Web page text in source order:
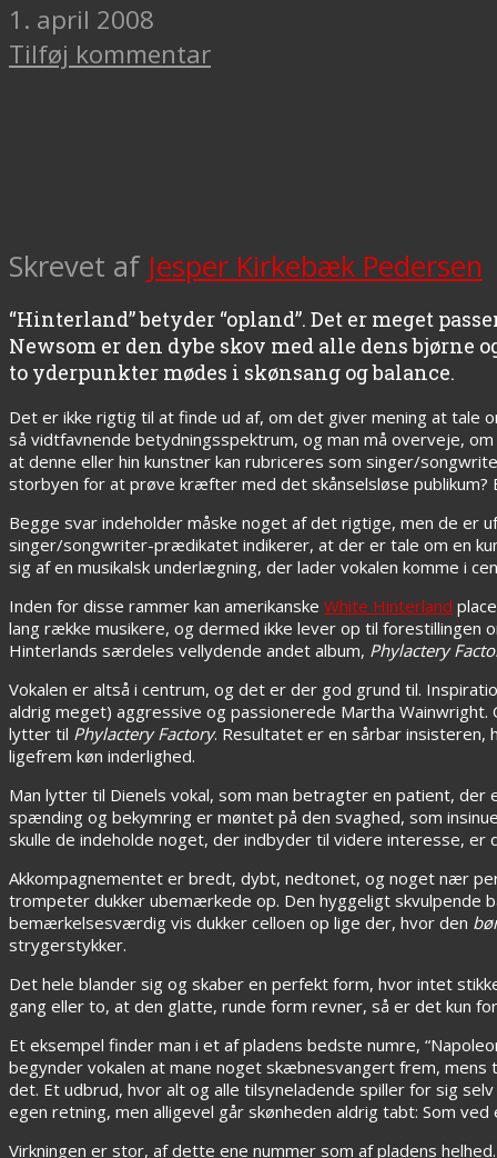
1. april 2008
Tilføj kommentar
Skrevet af Jesper Kirkebæk Pedersen
“Hinterland” betyder “opland”. Det er meget
Newsom er den dybe skov med alle dens
to yderpunkter mødes i skønsang og balance.
Det er ikke rigtig til at finde ud af, om det giver mening at tale
så vidtfavnende betydningsspektrum, og man må overveje,
at denne eller hin kunstner kan rubriceres som singer/
storbyen for at prøve kræfter med det skånselsløse publikum?
Begge svar indeholder måske noget af det rigtige, men de er
singer/songwriter-prædikatet indikerer, at der er tale om en
sig af en musikalsk underlægning, der lader vokalen komme i
Inden for disse rammer kan amerikanske White Hinterland
lang række musikere, og dermed ikke lever op til forestillingen
Hinterlands særdeles vellydende andet album, Phylactery
Vokalen er altså i centrum, og det er der god grund til.
aldrig meget) aggressive og passionerede Martha
lytter til Phylactery Factory. Resultatet er en sårbar
ligefrem køn inderlighed.
Man lytter til Dienels vokal, som man betragter en patient,
spænding og bekymring er møntet på den svaghed, som
skulle de indeholde noget, der indbyder til videre interesse, er
Akkompagnementet er bredt, dybt, nedtonet, og noget nær
trompeter dukker ubemærkede op. Den hyggeligt skvulpende
bemærkelsesværdig vis dukker celloen op lige der, hvor den
strygerstykker.
Det hele blander sig og skaber en perfekt form, hvor intet
gang eller to, at den glatte, runde form revner, så er det kun
Et eksempel finder man i et af pladens bedste numre,
begynder vokalen at mane noget skæbnesvangert frem,
det. Et udbrud, hvor alt og alle tilsyneladende spiller for sig
egen retning, men alligevel går skønheden aldrig tabt: Som
Virkningen er stor, af dette ene nummer som af pladens